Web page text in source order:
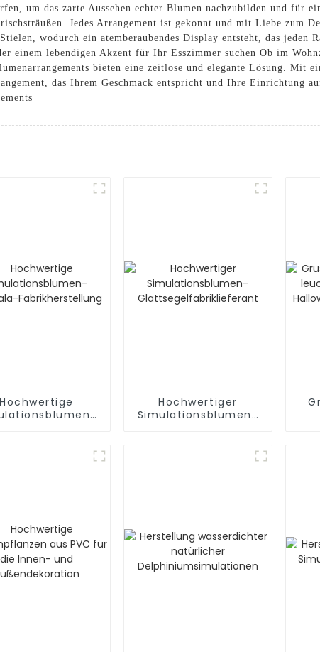
um das zarte Aussehen echter Blumen nachzubilden und für
Jedes Arrangement ist gekonnt und mit Liebe zum
wodurch ein atemberaubendes Display entsteht, das jeden
einem lebendigen Akzent für Ihr Esszimmer suchen Ob im
bieten eine zeitlose und elegante Lösung. Mit
das Ihrem Geschmack entspricht und Ihre Einrichtung
Hochwertige
Hochwertiger
Simulationsblumen-